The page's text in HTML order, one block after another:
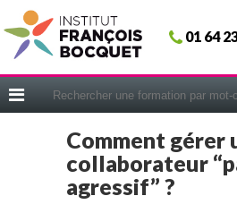
01 64
Fermer
ACCUEIL
CERIFICATIONS
INTRAS | SUR-MESURE
COACHING
Comment gérer
collaborateur
agressif” ?